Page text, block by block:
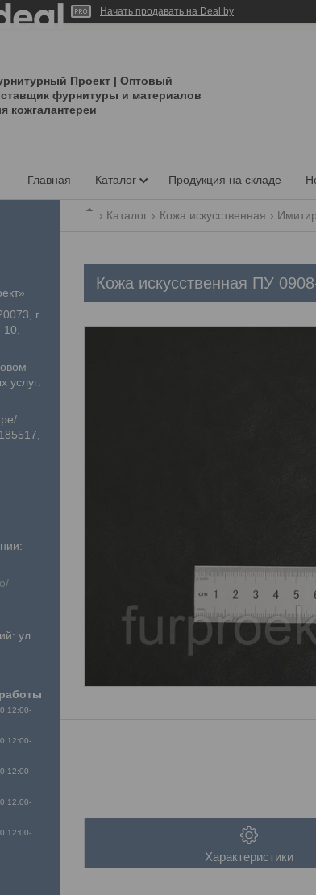
Начать продавать на Deal.by
Проект | Оптовый
фурнитуры и материалов
кожгалантереи
Главная Каталог Продукция на складе
Каталог Кожа искусственная
Кожа искусственная ПУ
Характеристики
г.
услуг:
ул.
12:00-
12:00-
12:00-
12:00-
12:00-